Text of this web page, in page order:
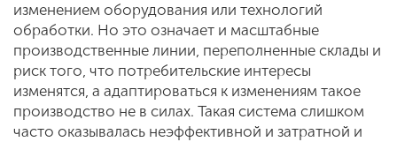
изменением оборудования или технологий
обработки. Но это означает и масштабные
производственные линии, переполненные склады и
риск того, что потребительские интересы
изменятся, а адаптироваться к изменениям такое
производство не в силах. Такая система слишком
часто оказывалась неэффективной и затратной и